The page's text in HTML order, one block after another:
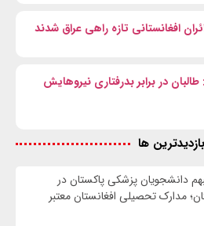
افغانستانی تازه راهی عراق شدند
در برابر بدرفتاری نیروهایش
ها
دانشجویان پزشکی پاکستان در
مدارک تحصیلی افغانستان معتبر